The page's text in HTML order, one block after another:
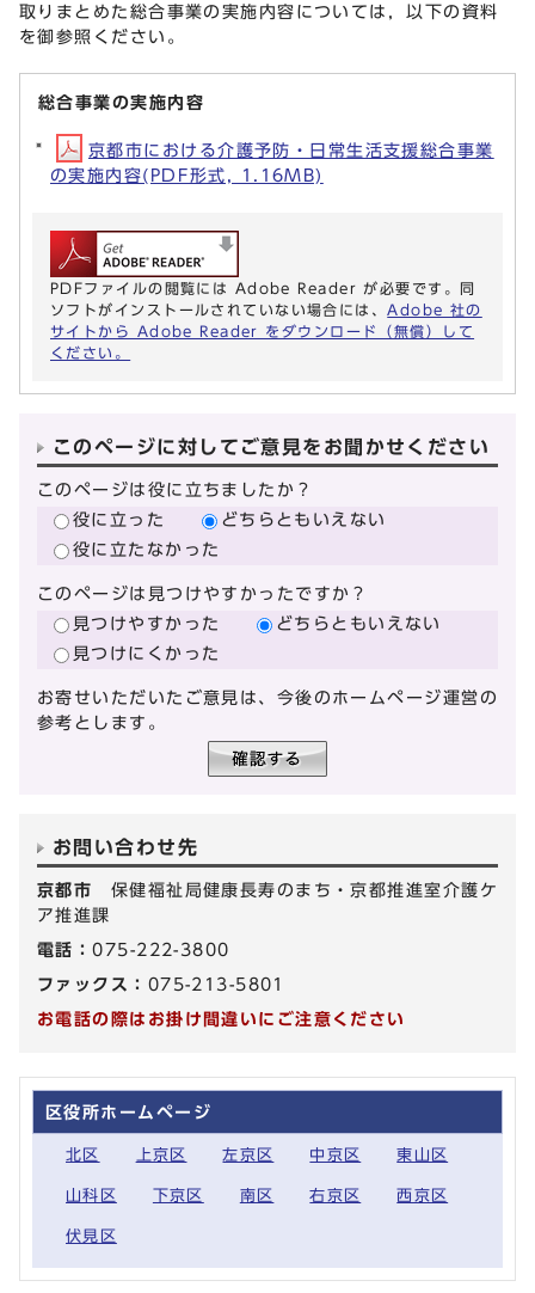
取りまとめた総合事業の実施内容については，以下の資料
を御参照ください。
総合事業の実施内容
京都市における介護予防・日常生活支援総合事業
の実施内容(PDF形式, 1.16MB)
PDFファイルの閲覧には Adobe Reader が必要です。同
ソフトがインストールされていない場合には、 Adobe 社の
サイトから Adobe Reader をダウンロード（無償）して
ください。
このページに対してご意見をお聞かせください
このページは役に立ちましたか？
役に立った
どちらともいえない
役に立たなかった
このページは見つけやすかったですか？
見つけやすかった
どちらともいえない
見つけにくかった
お寄せいただいたご意見は、今後のホームページ運営の
参考とします。
お問い合わせ先
京都市 保健福祉局健康長寿のまち・京都推進室介護ケ
ア推進課
電話：075-222-3800
ファックス： 075-213-5801
お電話の際はお掛け間違いにご注意ください
区役所ホームページ
北区 上京区 左京区 中京区 東山区
山科区 下京区 南区 右京区 西京区
伏見区